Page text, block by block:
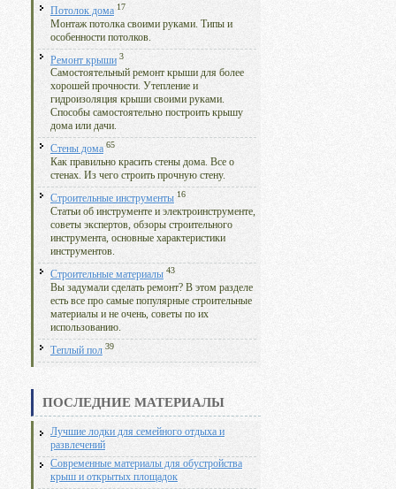
Потолок дома 17
Монтаж потолка своими руками. Типы и
особенности потолков.
Ремонт крыши 3
Самостоятельный ремонт крыши для более
хорошей прочности. Утепление и
гидроизоляция крыши своими руками.
Способы самостоятельно построить крышу
дома или дачи.
Стены дома 65
Как правильно красить стены дома. Все о
стенах. Из чего строить прочную стену.
Строительные инструменты 16
Статьи об инструменте и электроинструменте,
советы экспертов, обзоры строительного
инструмента, основные характеристики
инструментов.
Строительные материалы 43
Вы задумали сделать ремонт? В этом разделе
есть все про самые популярные строительные
материалы и не очень, советы по их
использованию.
Теплый пол 39
ПОСЛЕДНИЕ МАТЕРИАЛЫ
Лучшие лодки для семейного отдыха и
развлечений
Современные материалы для обустройства
крыш и открытых площадок